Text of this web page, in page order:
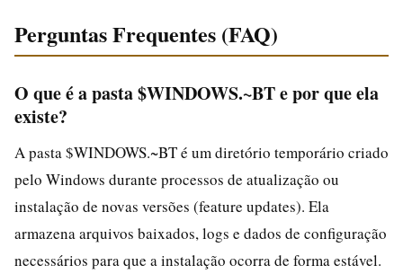
Perguntas Frequentes (FAQ)
O que é a pasta $WINDOWS.~BT e por que ela
existe?
A pasta $WINDOWS.~BT é um diretório temporário criado
pelo Windows durante processos de atualização ou
instalação de novas versões (feature updates). Ela
armazena arquivos baixados, logs e dados de configuração
necessários para que a instalação ocorra de forma estável.